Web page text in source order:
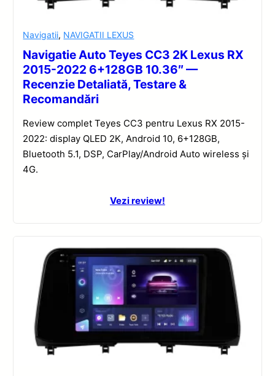
Navigatii, NAVIGATII LEXUS
Navigatie Auto Teyes CC3 2K Lexus RX
2015-2022 6+128GB 10.36″ —
Recenzie Detaliată, Testare &
Recomandări
Review complet Teyes CC3 pentru Lexus RX 2015-
2022: display QLED 2K, Android 10, 6+128GB,
Bluetooth 5.1, DSP, CarPlay/Android Auto wireless și
4G.
Vezi review!